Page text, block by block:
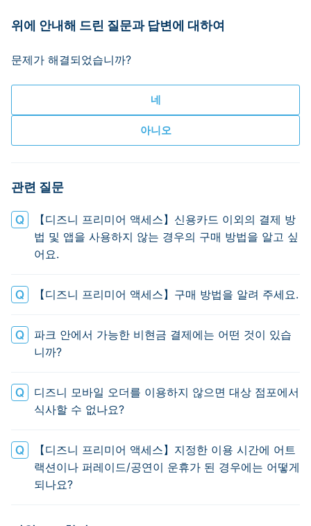
위에 안내해 드린 질문과 답변에 대하여
문제가 해결되었습니까?
관련 질문
【디즈니 프리미어 액세스】신용카드 이외의 결제 방
법 및 앱을 사용하지 않는 경우의 구매 방법을 알고 싶
어요.
【디즈니 프리미어 액세스】구매 방법을 알려 주세요.
파크 안에서 가능한 비현금 결제에는 어떤 것이 있습
니까?
디즈니 모바일 오더를 이용하지 않으면 대상 점포에서
식사할 수 없나요?
【디즈니 프리미어 액세스】지정한 이용 시간에 어트
랙션이나 퍼레이드/공연이 운휴가 된 경우에는 어떻게
되나요?